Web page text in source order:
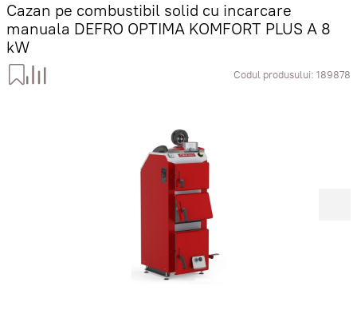
Cazan pe combustibil solid cu incarcare
manuala DEFRO OPTIMA KOMFORT PLUS A 8
kW
Codul produsului: 189878